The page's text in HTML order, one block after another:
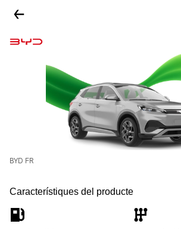
BYD FR
Característiques del producte